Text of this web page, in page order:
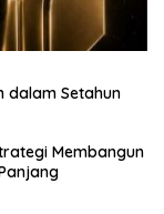
dalam Setahun
Membangun